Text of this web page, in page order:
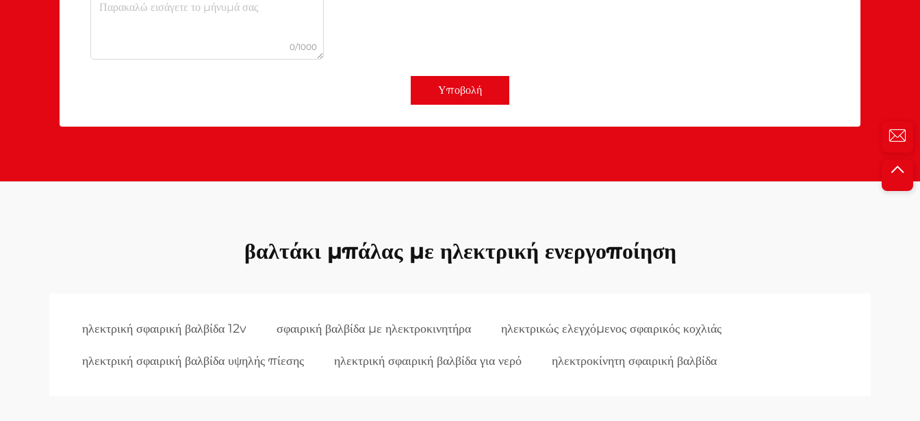
0/1000
Υποβολή
βαλτάκι μπάλας με ηλεκτρική ενεργοποίηση
ηλεκτρική σφαιρική βαλβίδα 12v σφαιρική βαλβίδα με ηλεκτροκινητήρα ηλεκτρικώς ελεγχόμενος σφαιρικός κοχλιάς
ηλεκτρική σφαιρική βαλβίδα υψηλής πίεσης ηλεκτρική σφαιρική βαλβίδα για νερό ηλεκτροκίνητη σφαιρική βαλβίδα